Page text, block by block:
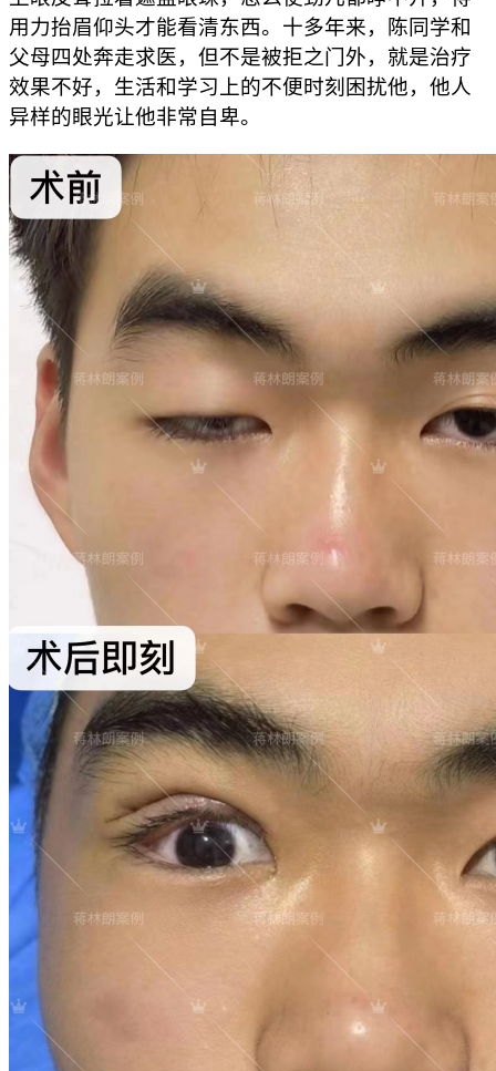
用力抬眉仰头才能看清东西。十多年来，陈同学和
父母四处奔走求医，但不是被拒之门外，就是治疗
效果不好，生活和学习上的不便时刻困扰他，他人
异样的眼光让他非常自卑。